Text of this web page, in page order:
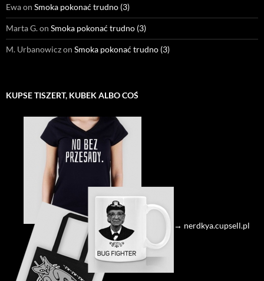
Ewaon Smoka pokonać trudno (3)
Marta G.on Smoka pokonać trudno (3)
M. Urbanowiczon Smoka pokonać trudno (3)
KUPSE TISZERT, KUBEK ALBO COŚ
→ nerdkya.cupsell.pl